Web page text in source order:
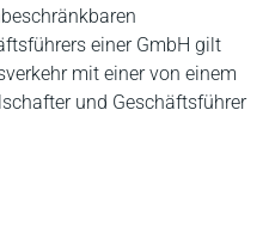
einer GmbH gilt
mit einer von einem
und Geschäftsführer